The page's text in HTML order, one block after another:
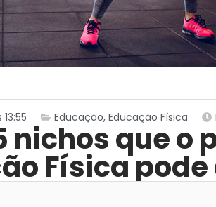
Educação, Educação Física
nichos que o
Física